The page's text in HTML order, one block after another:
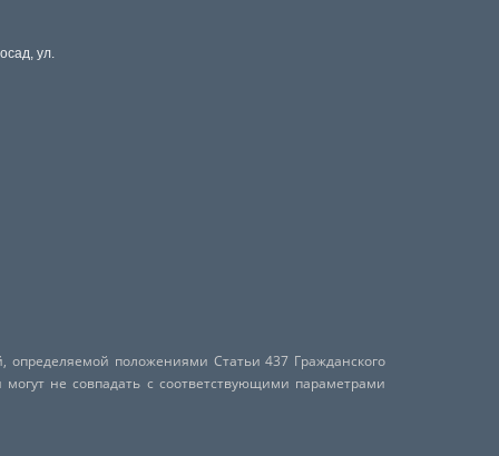
ул.
положениями Статьи 437 Гражданского
не совпадать с соответствующими параметрами